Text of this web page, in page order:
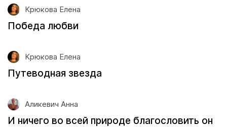
Крюкова Елена
Победа любви
Крюкова Елена
Путеводная звезда
Аликевич Анна
И ничего во всей природе благословить он